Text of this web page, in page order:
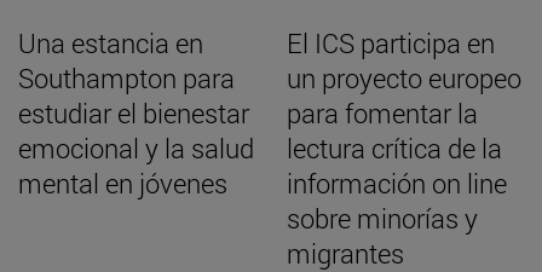
Una estancia en
Southampton para
estudiar el bienestar
emocional y la salud
mental en jóvenes
El ICS participa en
un proyecto europeo
para fomentar la
lectura crítica de la
información on line
sobre minorías y
migrantes